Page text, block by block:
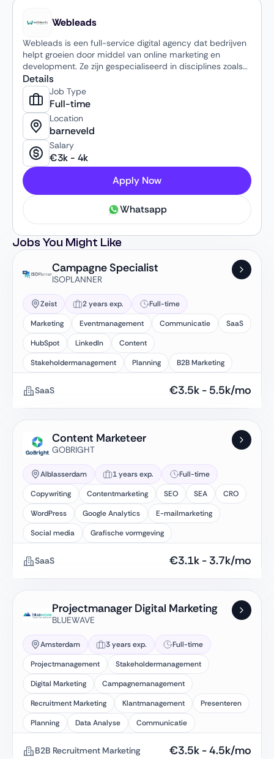
Webleads
Webleads is een full-service digital agency dat bedrijven
helpt groeien door middel van online marketing en
development. Ze zijn gespecialiseerd in disciplines zoals
SEA, SEO, social media, CRO en webdevelopment, waarbij
ze zowel strategie als uitvoering in-house verzorgen.
Vanuit een data-gedreven aanpak werken ze voor
uiteenlopende klanten, van lokale ondernemers tot
grotere nationale accounts.
Details
Job Type
Full-time
Location
barneveld
Salary
€3k - 4k
Apply Now
Whatsapp
Jobs You Might Like
Campagne Specialist
ISOPLANNER
Zeist 2 years exp.
Full-time
Marketing
Eventmanagement Communicatie
SaaS
HubSpot
LinkedIn
Content
Stakeholdermanagement
Planning B2B Marketing
SaaS €3.5k - 5.5k/mo
Content Marketeer
GOBRIGHT
Alblasserdam 1 years exp.
Full-time
Copywriting
Contentmarketing SEO SEA
CRO
WordPress
Google Analytics
E-mailmarketing
Social media
Grafische vormgeving
SaaS €3.1k - 3.7k/mo
Projectmanager Digital Marketing
BLUEWAVE
Amsterdam 3 years exp.
Full-time
Projectmanagement
Stakeholdermanagement
Digital Marketing
Campagnemanagement
Recruitment Marketing
Klantmanagement
Presenteren
Planning
Data Analyse Communicatie
B2B Recruitment Marketing €3.5k -4.5k/mo